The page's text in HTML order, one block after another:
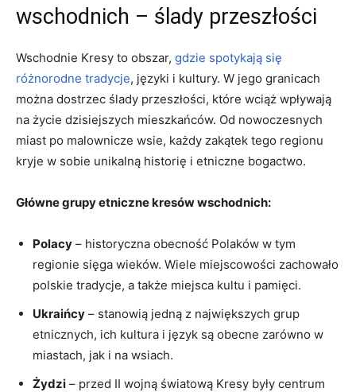
wschodnich – ślady przeszłości
Wschodnie Kresy to obszar, gdzie spotykają się
różnorodne tradycje, języki i kultury. W jego granicach
można dostrzec ślady przeszłości, które wciąż wpływają
na życie dzisiejszych mieszkańców. Od nowoczesnych
miast po malownicze wsie, każdy zakątek tego regionu
kryje w sobie unikalną historię i etniczne bogactwo.
Główne grupy etniczne kresów wschodnich:
Polacy – historyczna obecność Polaków w tym
regionie sięga wieków. Wiele miejscowości zachowało
polskie tradycje, a także miejsca kultu i pamięci.
Ukraińcy – stanowią jedną z największych grup
etnicznych, ich kultura i język są obecne zarówno w
miastach, jak i na wsiach.
Żydzi – przed II wojną światową Kresy były centrum